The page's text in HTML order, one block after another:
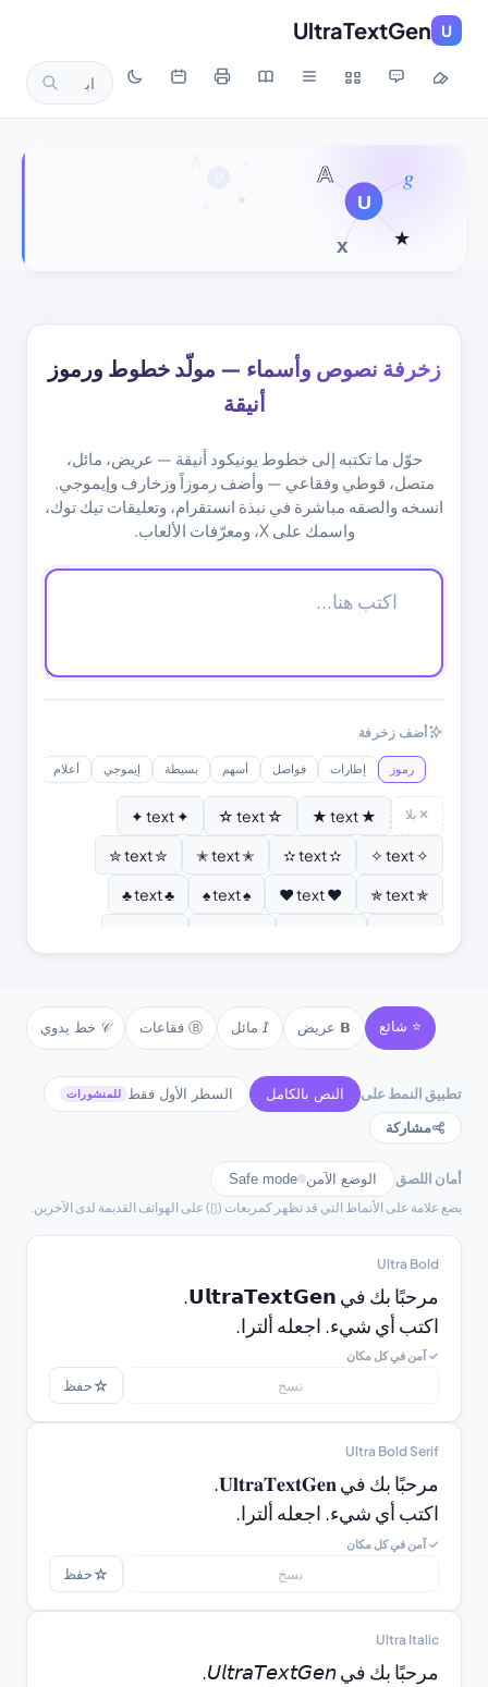
U
UltraTextGen
زخرفة نصوص وأسماء — مولّد خطوط ورموز
أنيقة
حوّل ما تكتبه إلى خطوط يونيكود أنيقة — عريض، مائل،
متصل، قوطي وفقاعي — وأضف رموزاً وزخارف وإيموجي.
انسخه والصقه مباشرة في نبذة انستقرام، وتعليقات تيك توك،
واسمك على X، ومعرّفات الألعاب.
أضف زخرفة
رموز إطارات فواصل أسهم بسيطة إيموجي أعلام
✕ بلا ★ text ★
☆ text ☆
✦ text ✦
✧ text ✧
✫ text ✫
✭ text ✭
✮ text ✮
✯ text ✯
♥ text ♥
♠ text ♠
♣ text ♣
☾ text ☾
⚜ text ⚜
⚓ text ⚓
♪ text ♪
♫ text ♫
⚘ text ⚘
⭐ شائع 𝗕 عريض 𝘐 مائل Ⓑ فقاعات 𝒞 خط يدوي
تطبيق النمط على النص بالكامل السطر الأول فقط للمنشورات
مشاركة
أمان اللصق الوضع الآمن Safe mode
يضع علامة على الأنماط التي قد تظهر كمربعات (▯) على الهواتف القديمة لدى الآخرين.
Ultra Bold
اكتب أي شيء. اجعله ألترا.
✓ آمن في كل مكان
نسخ ☆حفظ
Ultra Bold Serif
اكتب أي شيء. اجعله ألترا.
✓ آمن في كل مكان
نسخ ☆حفظ
Ultra Italic